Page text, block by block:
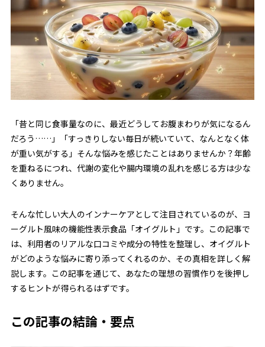
「昔と同じ食事量なのに、最近どうしてお腹まわりが気になるん
だろう……」「すっきりしない毎日が続いていて、なんとなく体
が重い気がする」そんな悩みを感じたことはありませんか？年齢
を重ねるにつれ、代謝の変化や腸内環境の乱れを感じる方は少な
くありません。
そんな忙しい大人のインナーケアとして注目されているのが、ヨ
ーグルト風味の機能性表示食品「オイグルト」です。この記事で
は、利用者のリアルな口コミや成分の特性を整理し、オイグルト
がどのような悩みに寄り添ってくれるのか、その真相を詳しく解
説します。この記事を通じて、あなたの理想の習慣作りを後押し
するヒントが得られるはずです。
この記事の結論・要点